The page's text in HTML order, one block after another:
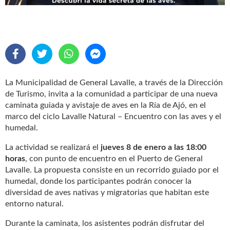
La Municipalidad de General Lavalle, a través de la Dirección
de Turismo, invita a la comunidad a participar de una nueva
caminata guiada y avistaje de aves en la Ría de Ajó, en el
marco del ciclo Lavalle Natural – Encuentro con las aves y el
humedal.
La actividad se realizará el jueves 8 de enero a las 18:00
horas, con punto de encuentro en el Puerto de General
Lavalle. La propuesta consiste en un recorrido guiado por el
humedal, donde los participantes podrán conocer la
diversidad de aves nativas y migratorias que habitan este
entorno natural.
Durante la caminata, los asistentes podrán disfrutar del